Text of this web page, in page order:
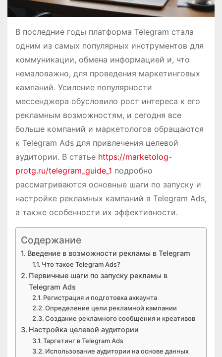
В последние годы платформа Telegram стала
одним из самых популярных инструментов для
коммуникации, обмена информацией и, что
немаловажно, для проведения маркетинговых
кампаний. Усиление популярности
мессенджера обусловило рост интереса к его
рекламным возможностям, и сегодня все
больше компаний и маркетологов обращаются
к Telegram Ads для привлечения целевой
аудитории. В статье https://marketolog-
protg.ru/telegram_guide_1 подробно
рассматриваются основные шаги по запуску и
настройке рекламных кампаний в Telegram Ads,
а также особенности их эффективности.
Содержание
Введение в возможности рекламы в Telegram
Что такое Telegram Ads?
Первичные шаги по запуску рекламы в
Telegram Ads
Регистрация и подготовка аккаунта
Определение цели рекламной кампании
Создание рекламного сообщения и креативов
Настройка целевой аудитории
Таргетинг в Telegram Ads
Использование аудитории на основе данных